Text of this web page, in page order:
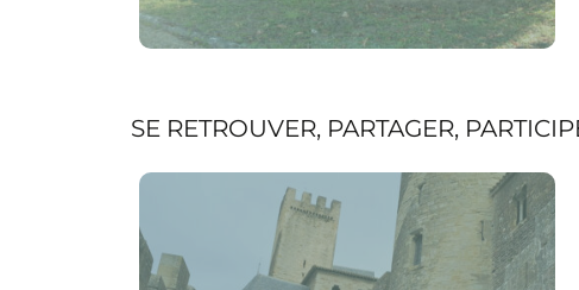
SE RETROUVER, PARTAGER,
Voir la page L’espace jeunes Mix’Ados (11-17 ans)